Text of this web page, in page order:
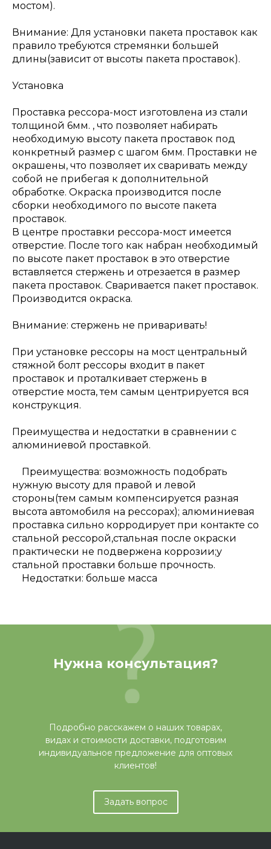
мостом).
Внимание: Для установки пакета проставок как
правило требуются стремянки большей
длины(зависит от высоты пакета проставок).
Установка
Проставка рессора-мост изготовлена из стали
толщиной 6мм. , что позволяет набирать
необходимую высоту пакета проставок под
конкретный размер с шагом 6мм. Проставки не
окрашены, что позволяет их сваривать между
собой не прибегая к дополнительной
обработке. Окраска производится после
сборки необходимого по высоте пакета
проставок.
В центре проставки рессора-мост имеется
отверстие. После того как набран необходимый
по высоте пакет проставок в это отверстие
вставляется стержень и отрезается в размер
пакета проставок. Сваривается пакет проставок.
Производится окраска.
Внимание: стержень не приваривать!
При установке рессоры на мост центральный
стяжной болт рессоры входит в пакет
проставок и проталкивает стержень в
отверстие моста, тем самым центрируется вся
конструкция.
Преимущества и недостатки в сравнении с
алюминиевой проставкой.
Преимущества: возможность подобрать
нужную высоту для правой и левой
стороны(тем самым компенсируется разная
высота автомобиля на рессорах); алюминиевая
проставка сильно корродирует при контакте со
стальной рессорой,стальная после окраски
практически не подвержена коррозии;у
стальной проставки больше прочность.
Недостатки: больше масса
Нужна консультация?
Подробно расскажем о наших товарах,
видах и стоимости доставки, подготовим
индивидуальное предложение для оптовых
клиентов!
Задать вопрос